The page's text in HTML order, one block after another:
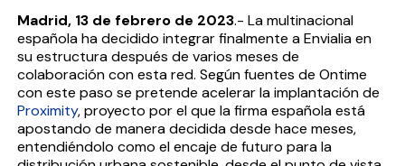
Madrid, 13 de febrero de 2023.- La multinacional
española ha decidido integrar finalmente a Envialia en
su estructura después de varios meses de
colaboración con esta red. Según fuentes de Ontime
con este paso se pretende acelerar la implantación de
Proximity, proyecto por el que la firma española está
apostando de manera decidida desde hace meses,
entendiéndolo como el encaje de futuro para la